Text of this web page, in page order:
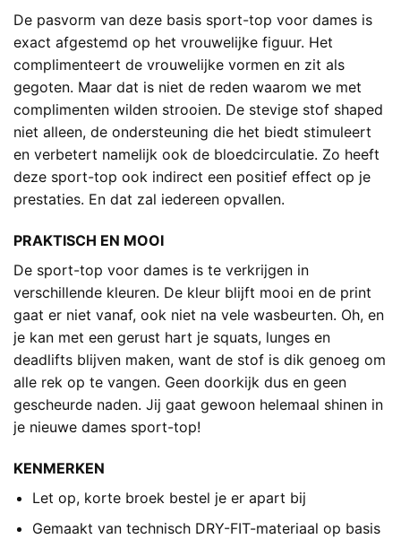
De pasvorm van deze basis sport-top voor dames is
exact afgestemd op het vrouwelijke figuur. Het
complimenteert de vrouwelijke vormen en zit als
gegoten. Maar dat is niet de reden waarom we met
complimenten wilden strooien. De stevige stof shaped
niet alleen, de ondersteuning die het biedt stimuleert
en verbetert namelijk ook de bloedcirculatie. Zo heeft
deze sport-top ook indirect een positief effect op je
prestaties. En dat zal iedereen opvallen.
PRAKTISCH EN MOOI
De sport-top voor dames is te verkrijgen in
verschillende kleuren. De kleur blijft mooi en de print
gaat er niet vanaf, ook niet na vele wasbeurten. Oh, en
je kan met een gerust hart je squats, lunges en
deadlifts blijven maken, want de stof is dik genoeg om
alle rek op te vangen. Geen doorkijk dus en geen
gescheurde naden. Jij gaat gewoon helemaal shinen in
je nieuwe dames sport-top!
KENMERKEN
Let op, korte broek bestel je er apart bij
Gemaakt van technisch DRY-FIT-materiaal op basis